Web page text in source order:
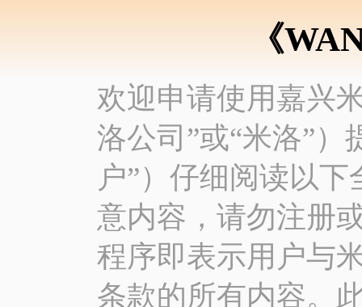
《
欢迎申请使用嘉兴
洛公司”或“米洛”
户”）仔细阅读以
意内容，请勿注册
程序即表示用户与
条款的所有内容。